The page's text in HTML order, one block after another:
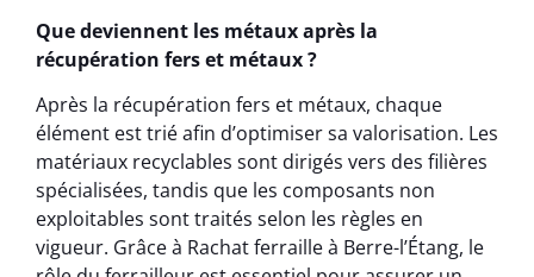
Que deviennent les métaux après la
récupération fers et métaux ?
Après la récupération fers et métaux, chaque
élément est trié afin d’optimiser sa valorisation. Les
matériaux recyclables sont dirigés vers des filières
spécialisées, tandis que les composants non
exploitables sont traités selon les règles en
vigueur. Grâce à Rachat ferraille à Berre-l’Étang, le